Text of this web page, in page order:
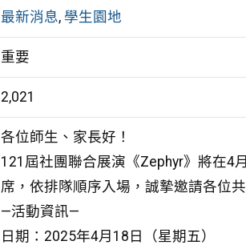
最新消息, 學生園地
重要
2,021
各位師生、家長好！
121屆社團聯合展演《Zephyr》將在4
席，依排隊順序入場，誠摯邀請各位共
—活動資訊—
日期：2025年4月18日（星期五）